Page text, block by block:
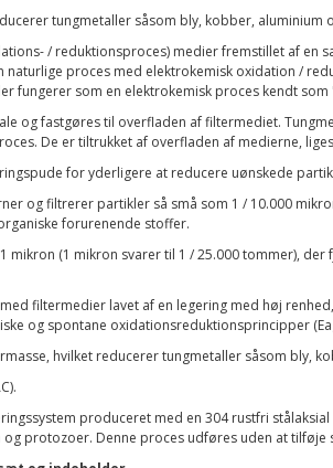
tungmetaller såsom bly, kobber, aluminium
/ reduktionsproces) medier fremstillet af
naturlige proces med elektrokemisk oxidation /
fungerer som en elektrokemisk proces kendt
og fastgøres til overfladen af ​​filtermediet.
De er tiltrukket af overfladen af ​​medierne,
for yderligere at reducere uønskede
og filtrerer partikler så små som 1 / 10.000
forurenende stoffer.
(1 mikron svarer til 1 / 25.000 tommer),
filtermedier lavet af en legering med høj
og spontane oxidationsreduktionsprincipper
hvilket reducerer tungmetaller såsom bly,
produceret med en 304 rustfri
protozoer. Denne proces udføres uden at